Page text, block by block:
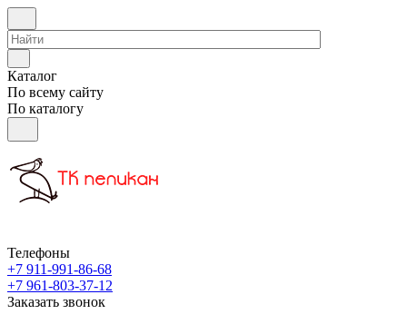
Каталог
По всему сайту
По каталогу
Телефоны
+7 911-991-86-68
+7 961-803-37-12
Заказать звонок